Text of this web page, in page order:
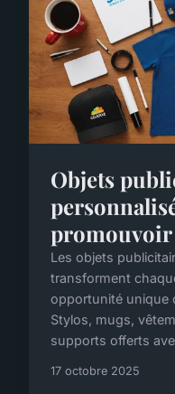
Objets
promouvoir
Les objets
transforment
opportunité unique
Stylos, mugs,
supports offerts
17 octobre 2025